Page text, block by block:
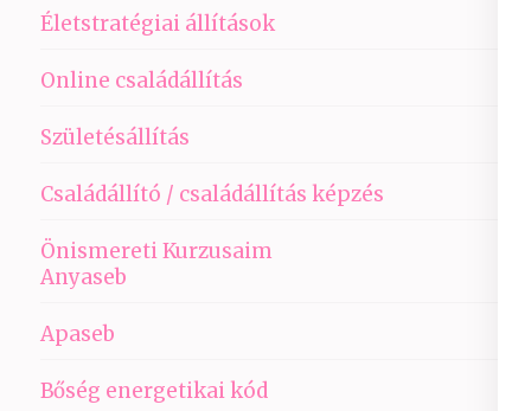
Életstratégiai állítások
Online családállítás
Születésállítás
Családállító / családállítás képzés
Önismereti Kurzusaim
Anyaseb
Apaseb
Bőség energetikai kód